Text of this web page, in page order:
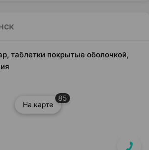
таблетки покрытые оболочкой,
На карте
85